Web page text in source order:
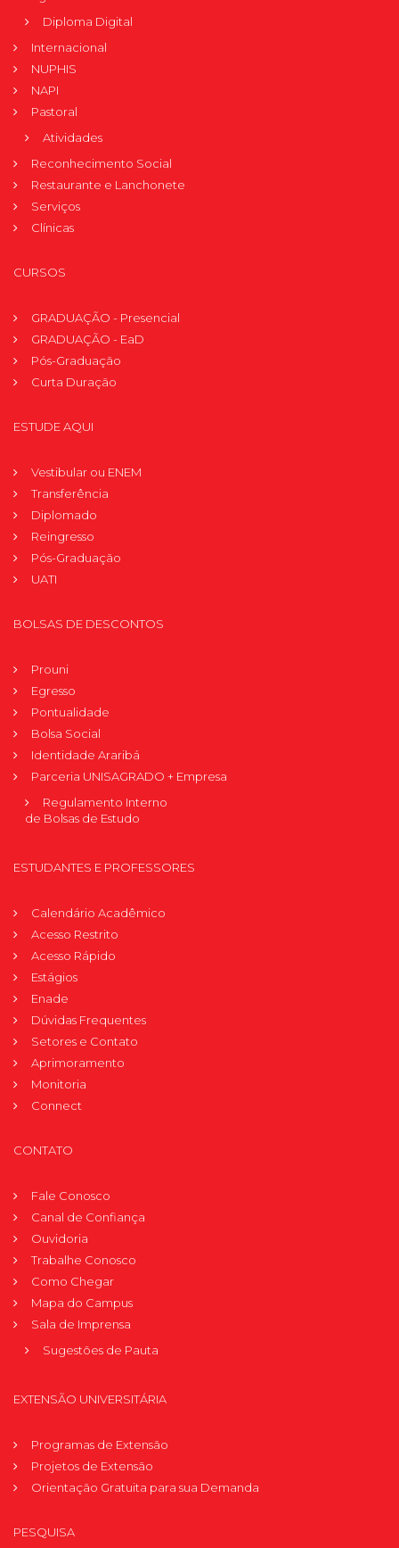
Diploma Digital
Internacional
NUPHIS
NAPI
Pastoral
Atividades
Reconhecimento Social
Restaurante e Lanchonete
Serviços
Clínicas
CURSOS
GRADUAÇÃO - Presencial
GRADUAÇÃO - EaD
Pós-Graduação
Curta Duração
ESTUDE AQUI
Vestibular ou ENEM
Transferência
Diplomado
Reingresso
Pós-Graduação
UATI
BOLSAS DE DESCONTOS
Prouni
Egresso
Pontualidade
Bolsa Social
Identidade Araribá
Parceria UNISAGRADO + Empresa
Regulamento Interno
de Bolsas de Estudo
ESTUDANTES E PROFESSORES
Calendário Acadêmico
Acesso Restrito
Acesso Rápido
Estágios
Enade
Dúvidas Frequentes
Setores e Contato
Aprimoramento
Monitoria
Connect
CONTATO
Fale Conosco
Canal de Confiança
Ouvidoria
Trabalhe Conosco
Como Chegar
Mapa do Campus
Sala de Imprensa
Sugestões de Pauta
EXTENSÃO UNIVERSITÁRIA
Programas de Extensão
Projetos de Extensão
Orientação Gratuita para sua Demanda
PESQUISA